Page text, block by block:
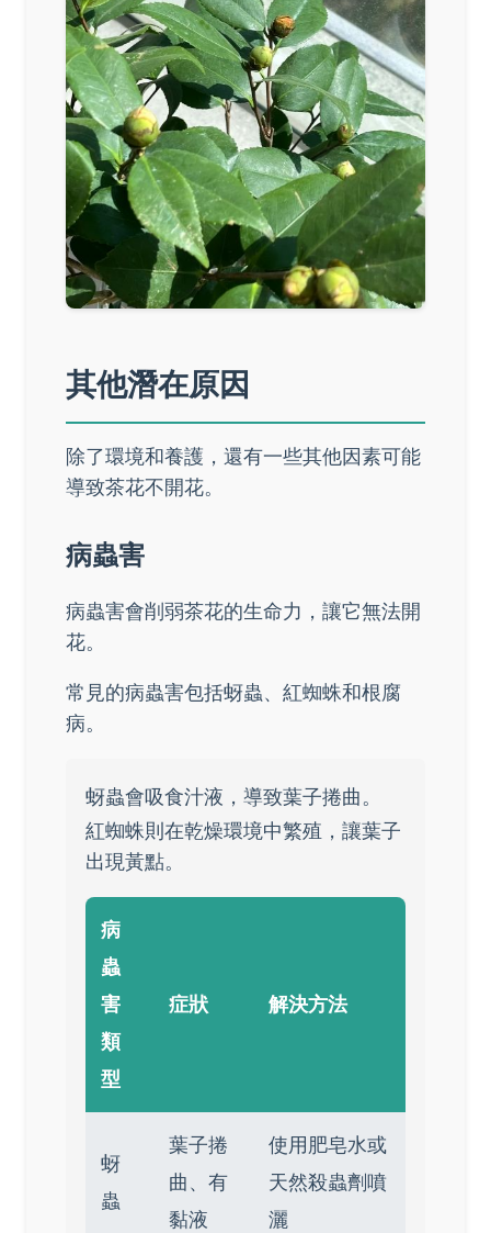
其他潛在原因
除了環境和養護，還有一些其他因素可能
導致茶花不開花。
病蟲害
病蟲害會削弱茶花的生命力，讓它無法開
花。
常見的病蟲害包括蚜蟲、紅蜘蛛和根腐
病。
蚜蟲會吸食汁液，導致葉子捲曲。
紅蜘蛛則在乾燥環境中繁殖，讓葉子
出現黃點。
病
蟲
害
類
型
症狀 解決方法
蚜
蟲
葉子捲
曲、有
黏液
使用肥皂水或
天然殺蟲劑噴
灑